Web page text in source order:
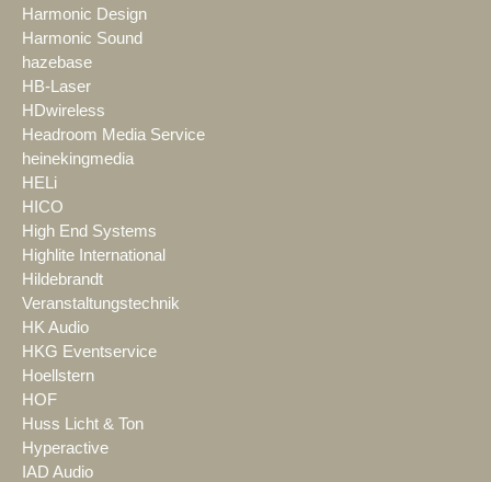
Harmonic Design
Harmonic Sound
hazebase
HB-Laser
HDwireless
Headroom Media Service
heinekingmedia
HELi
HICO
High End Systems
Highlite International
Hildebrandt
Veranstaltungstechnik
HK Audio
HKG Eventservice
Hoellstern
HOF
Huss Licht & Ton
Hyperactive
IAD Audio